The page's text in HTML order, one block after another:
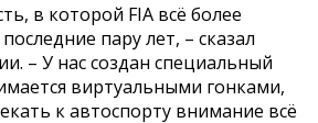
в которой FIA всё более
пару лет, – сказал
– У нас создан специальный
виртуальными гонками,
к автоспорту внимание всё